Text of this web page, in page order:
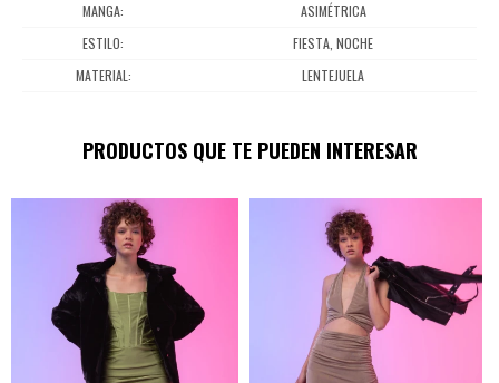
MANGA
ASIMÉTRICA
ESTILO
FIESTA, NOCHE
MATERIAL
LENTEJUELA
PRODUCTOS QUE TE PUEDEN INTERESAR